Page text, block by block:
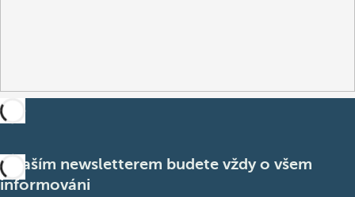
S naším newsletterem budete vždy o všem
informováni